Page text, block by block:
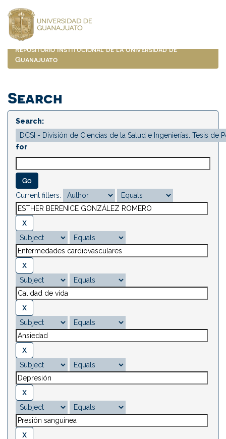
navigation
Repositorio Institucional de la Universidad de
Guanajuato
Search
Search:
for
Current filters: